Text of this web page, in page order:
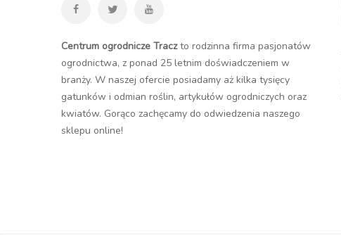
Centrum ogrodnicze Traczto rodzinna firma pasjonatów
ogrodnictwa, z ponad 25 letnim doświadczeniem w
branży. W naszej ofercie posiadamy aż kilka tysięcy
gatunków i odmian roślin, artykułów ogrodniczych oraz
kwiatów. Gorąco zachęcamy do odwiedzenia naszego
sklepu online!